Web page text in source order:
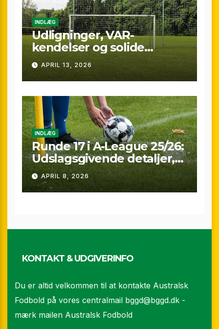
INDLÆG
Udligninger, VAR-
kendelser og solide
præstationer: Overblik
over A-League runde 24
(25/26)
APRIL 13, 2026
INDLÆG
Runde 17 i A-League 25/26:
Udslagsgivende detaljer,
sene scoringer og VAR-
drama
APRIL 8, 2026
KONTAKT & UDGIVERINFO
Du er altid velkommen til at kontakte Australsk
Fodbold på vores centralmail bggd@bggd.dk -
mærk mailen Australsk Fodbold